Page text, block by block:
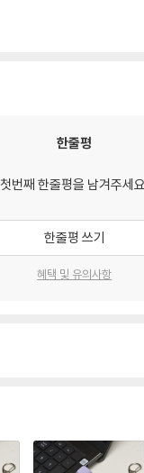
한줄평
첫번째 한줄평을 남겨주세
한줄평 쓰기
혜택 및 유의사항